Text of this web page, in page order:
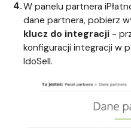
W panelu partnera
dane partnera, pobierz
klucz do integracji -
konfiguracji integracji w
IdoSell.